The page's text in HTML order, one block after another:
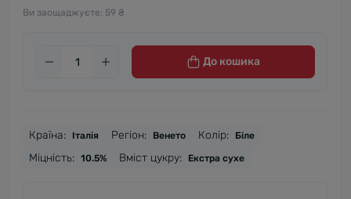
Ви заощаджуєте: 59 ₴
До кошика
Країна: Італія Регіон: Венето Колір: Біле
Міцність: 10.5% Вміст цукру: Екстра сухе